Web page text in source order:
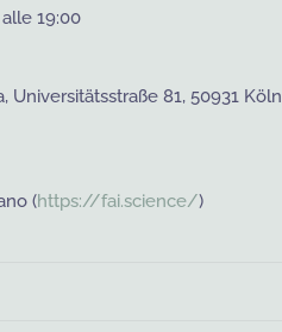
19:00
Universitätsstraße 81, 50931 Köln
(https://fai.science/)